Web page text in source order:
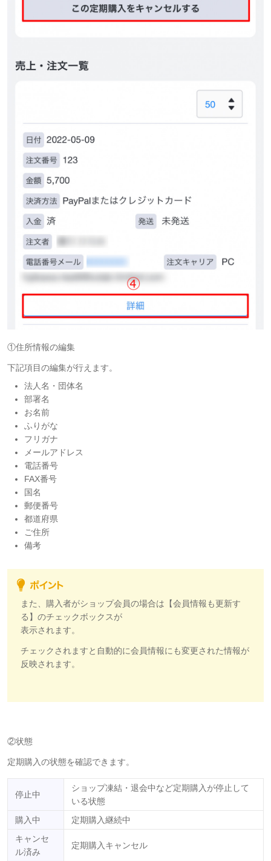
①住所情報の編集
下記項目の編集が行えます。
法人名・団体名
部署名
お名前
ふりがな
フリガナ
メールアドレス
電話番号
FAX番号
国名
郵便番号
都道府県
ご住所
備考
また、購入者がショップ会員の場合は【会員情報も更新す
る】のチェックボックスが
表示されます。
チェックされますと自動的に会員情報にも変更された情報が
反映されます。
②状態
定期購入の状態を確認できます。
停止中
ショップ凍結・退会中など定期購入が停止して
いる状態
購入中
定期購入継続中
キャンセ
ル済み
定期購入キャンセル